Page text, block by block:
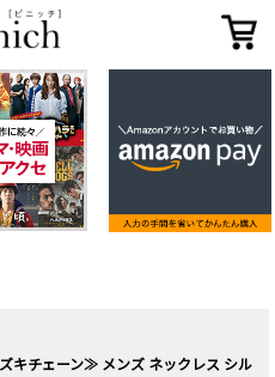
キチェーン≫ メンズ ネックレス シル